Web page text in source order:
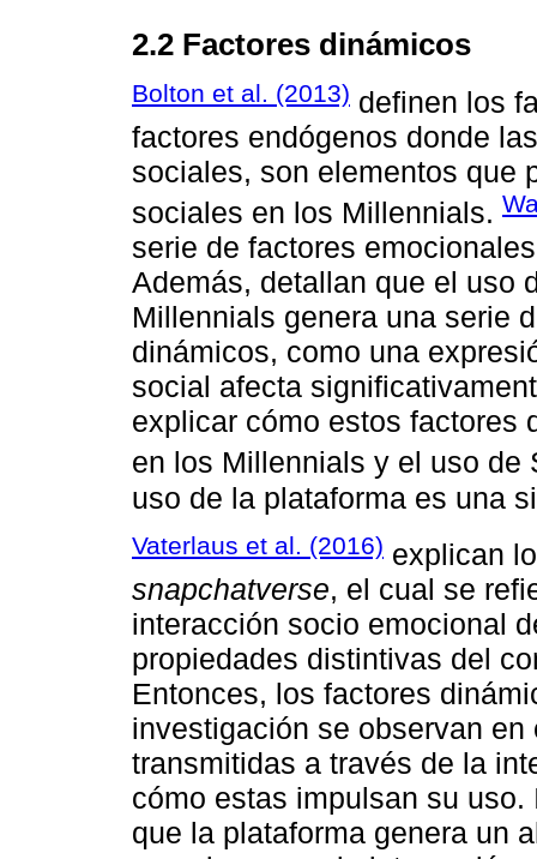
2.2 Factores dinámicos
Bolton et al. (2013) definen los
factores endógenos donde
sociales, son elementos que
sociales en los Millennials.
serie de factores
Además, detallan que el uso
Millennials genera una serie
dinámicos, como una
social afecta
explicar cómo estos factores
en los Millennials y el uso
uso de la plataforma es una
Vaterlaus et al. (2016) explican
snapchatverse, el cual se
interacción socio emocional
propiedades distintivas del
Entonces, los factores
investigación se observan
transmitidas a través de la
cómo estas impulsan su
que la plataforma genera un